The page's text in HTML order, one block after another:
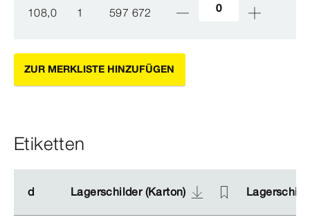
108,0 1 597 672
ZUR MERKLISTE HINZUFÜGEN
Etiketten
d Lagerschilder (Karton)
d Lagerschilder (Karton)